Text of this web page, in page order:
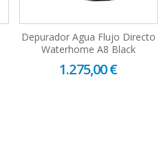
Depurador Agua Flujo Directo
Waterhome A8 Black
1.275,00 €